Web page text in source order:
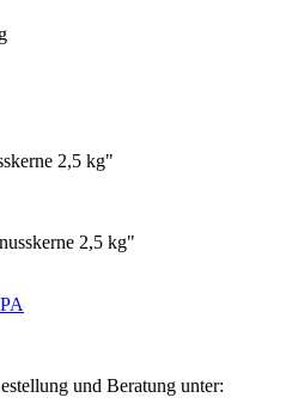
2,5 kg"
2,5 kg"
und Beratung unter: